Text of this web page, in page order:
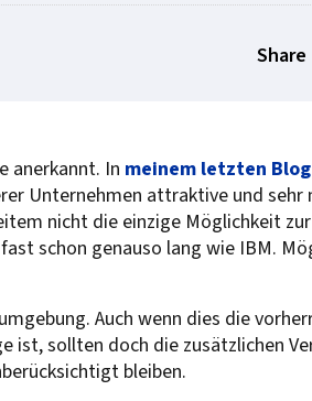
Share
anerkannt. In meinem letzten Blog
Unternehmen attraktive und sehr
nicht die einzige Möglichkeit
schon genauso lang wie IBM.
Auch wenn dies die
ist, sollten doch die zusätzlichen
bleiben.